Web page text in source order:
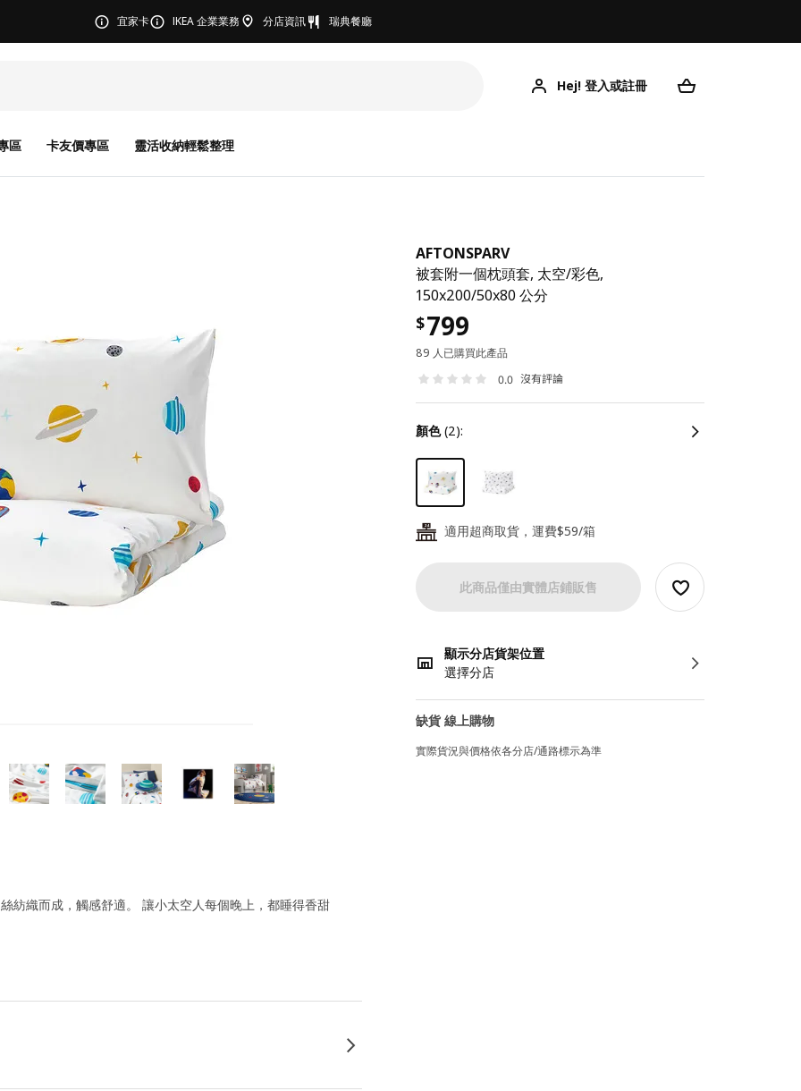
宜家卡 IKEA 企業業務 分店資訊 瑞典餐廳
Hej! 登入或註冊
區 卡友價專區 靈活收納輕鬆整理
AFTONSPARV
被套附一個枕頭套, 太空/彩色,
150x200/50x80 公分
$799
89 人已購買此產品
0.0 沒有評論
顏色(2):
24 適用超商取貨，運費$59/箱
此商品僅由實體店鋪販售
顯示分店貨架位置
選擇分店
缺貨 線上購物
實際貨況與價格依各分店/通路標示為準
紡織而成，觸感舒適。 讓小太空人每個晚上，都睡得香甜